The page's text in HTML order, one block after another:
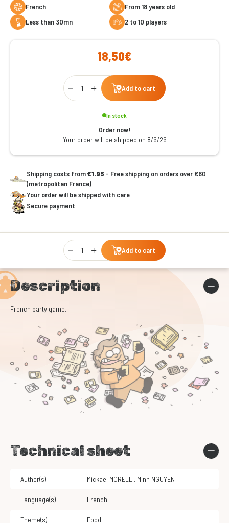
French
From 18 years old
less than 30mn
2 to 10 players
18,50€
Qty
Add to cart
In stock
Order now!
Your order will be shipped on 8/6/26
Shipping costs from€1.95 - Free shipping on orders over €60
(metropolitan France)
Your order will be shipped with care
Secure payment
Qty
Add to cart
Description
French party game.
Technical sheet
Author(s) Mickaël MORELLI, Minh NGUYEN
Language(s) French
Theme(s) Food